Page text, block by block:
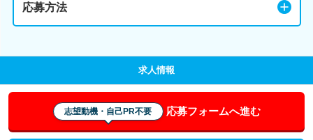
応募方法
求人情報
志望動機・自己PR不要 応募フォームへ進む